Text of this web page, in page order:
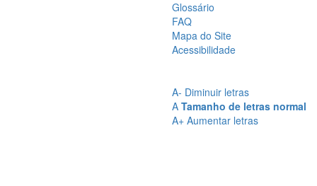
Glossário
FAQ
Mapa do Site
Acessibilidade
A- Diminuir letras
A Tamanho de letras normal
A+ Aumentar letras